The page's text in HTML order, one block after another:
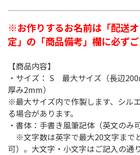
※お作りするお名前は「配送
定」の「商品備考」欄に必ずご
【商品内容】
・サイズ： S 最大サイズ（長辺
厚み2mm）
※最大サイズ内で作製します、シル
る場合があります。
・書体：手書き風筆記体（英文のみ
※文字数は英字で最大20文字まで
可）。大文字・小文字はご記入の通